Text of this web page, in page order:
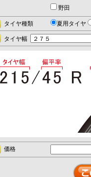
野田
タイヤ種類 夏用タイヤ
タイヤ幅
価格